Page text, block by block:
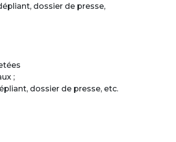
dossier de presse,
;
dossier de presse, etc.